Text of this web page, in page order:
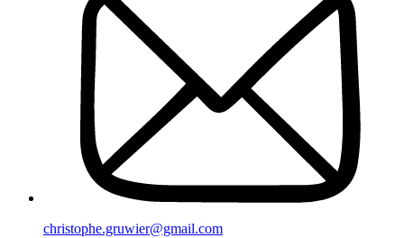
moc.liamg@reiwurg.ehpotsirhc